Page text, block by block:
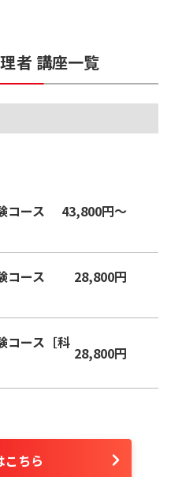
者 講座一覧
コース 43,800円〜
コース 28,800円
コース［科
28,800円
こちら